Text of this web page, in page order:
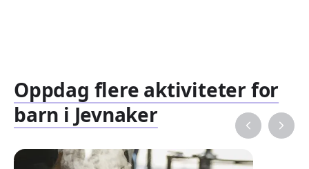
Oppdag flere aktiviteter for
barn i Jevnaker